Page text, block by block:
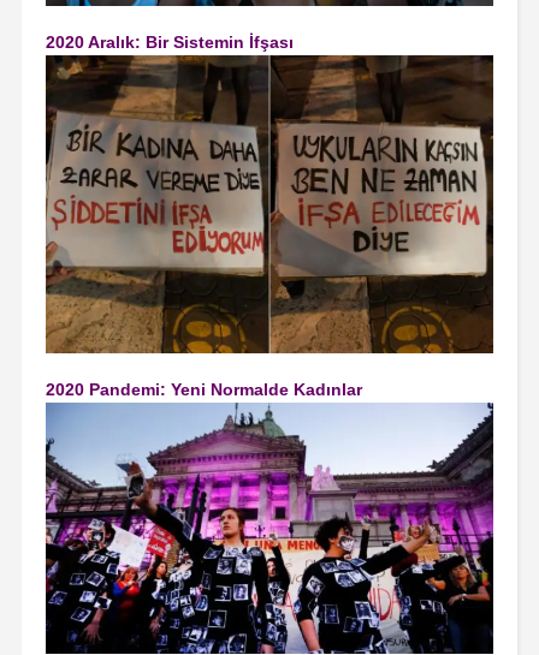
2020 Aralık: Bir Sistemin İfşası
2020 Pandemi: Yeni Normalde Kadınlar